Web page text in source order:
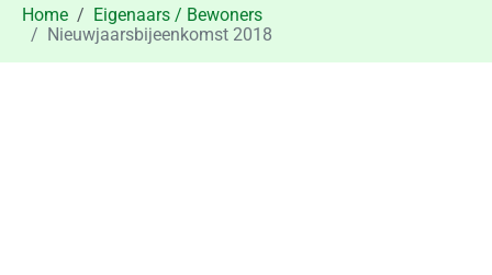
Home
Eigenaars / Bewoners
Nieuwjaarsbijeenkomst 2018